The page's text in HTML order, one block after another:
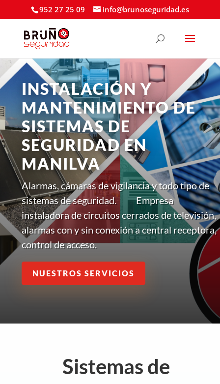
952 27 25 09 info@brunoseguridad.es
INSTALACIÓN Y
MANTENIMIENTO DE
SISTEMAS DE
SEGURIDAD EN
MANILVA
Alarmas, cámaras de vigilancia y todo tipo de
sistemas de seguridad. Empresa
instaladora de circuitos cerrados de televisión,
alarmas con y sin conexión a central receptora,
control de acceso.
NUESTROS SERVICIOS
Sistemas de